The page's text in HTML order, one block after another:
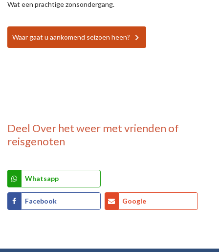
Wat een prachtige zonsondergang.
Waar gaat u aankomend seizoen heen?
Deel Over het weer met vrienden of
reisgenoten
Whatsapp
Facebook Google